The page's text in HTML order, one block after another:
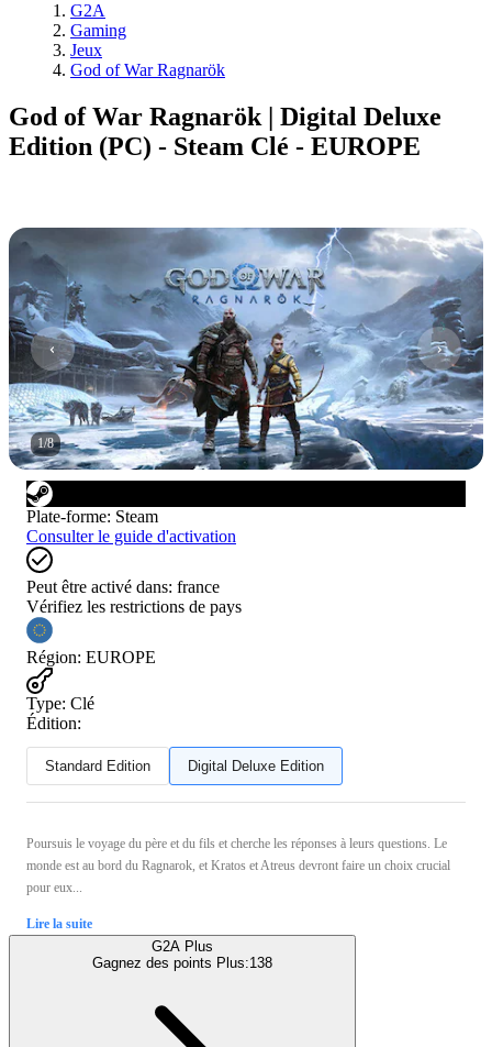
G2A
Gaming
Jeux
God of War Ragnarök
God of War Ragnarök | Digital Deluxe
Edition (PC) - Steam Clé - EUROPE
1/8
Plate-forme: Steam
Consulter le guide d'activation
Peut être activé dans: france
Vérifiez les restrictions de pays
Région: EUROPE
Type: Clé
Édition:
Standard Edition Digital Deluxe Edition
Poursuis le voyage du père et du fils et cherche les réponses à leurs questions. Le
monde est au bord du Ragnarok, et Kratos et Atreus devront faire un choix crucial
pour eux...
Lire la suite
G2A Plus
Gagnez des points Plus:138